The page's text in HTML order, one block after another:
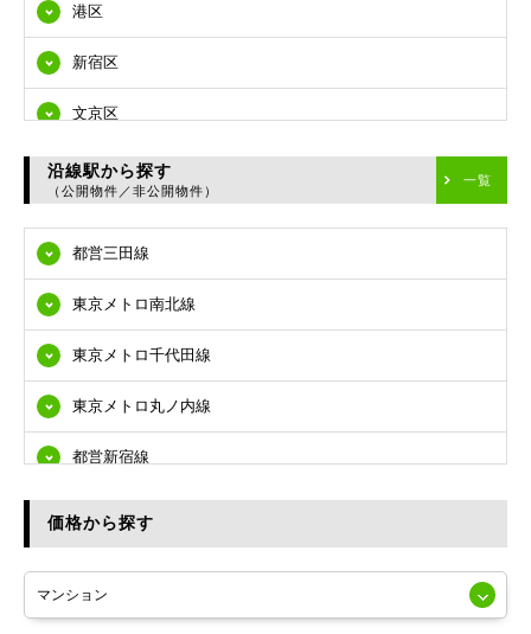
港区
新宿区
文京区
台東区
江東区
品川区
目黒区
大田区
世田谷区
渋谷区
練馬区
葛飾区
沿線駅から探す
（公開物件／非公開物件）
一覧
都営三田線
東京メトロ南北線
東京メトロ千代田線
東京メトロ丸ノ内線
都営新宿線
価格から探す